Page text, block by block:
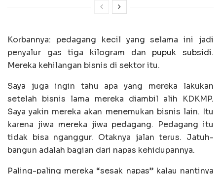
Korbannya: pedagang kecil yang selama ini jadi
penyalur gas tiga kilogram dan pupuk subsidi.
Mereka kehilangan bisnis di sektor itu.
Saya juga ingin tahu apa yang mereka lakukan
setelah bisnis lama mereka diambil alih KDKMP.
Saya yakin mereka akan menemukan bisnis lain. Itu
karena jiwa mereka jiwa pedagang. Pedagang itu
tidak bisa nganggur. Otaknya jalan terus. Jatuh-
bangun adalah bagian dari napas kehidupannya.
Paling-paling mereka “sesak napas” kalau nantinya